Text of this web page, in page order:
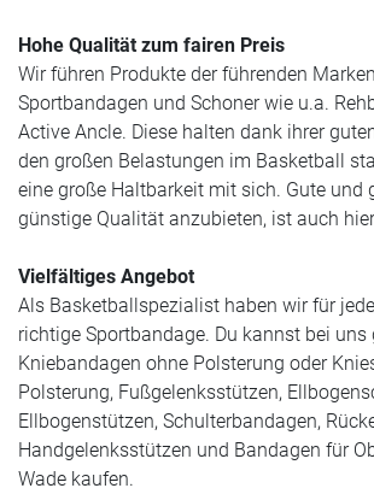
Hohe Qualität zum fairen Preis
Wir führen Produkte der führenden
Sportbandagen und Schoner wie u.a.
Active Ancle. Diese halten dank ihrer
den großen Belastungen im Basketball
eine große Haltbarkeit mit sich. Gute und
günstige Qualität anzubieten, ist auch
Vielfältiges Angebot
Als Basketballspezialist haben wir für
richtige Sportbandage. Du kannst bei uns
Kniebandagen ohne Polsterung oder
Polsterung, Fußgelenksstützen,
Ellbogenstützen, Schulterbandagen,
Handgelenksstützen und Bandagen für
Wade kaufen.